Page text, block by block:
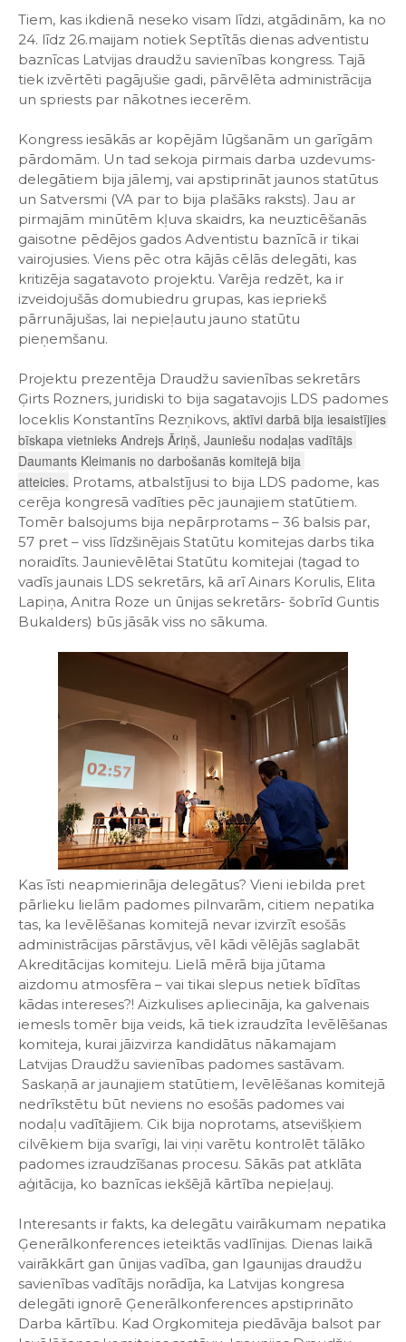
Tiem, kas ikdienā neseko visam līdzi, atgādinām, ka no
24. līdz 26.maijam notiek Septītās dienas adventistu
baznīcas Latvijas draudžu savienības kongress. Tajā
tiek izvērtēti pagājušie gadi, pārvēlēta administrācija
un spriests par nākotnes iecerēm.
Kongress iesākās ar kopējām lūgšanām un garīgām
pārdomām. Un tad sekoja pirmais darba uzdevums-
delegātiem bija jālemj, vai apstiprināt jaunos statūtus
un Satversmi (VA par to bija plašāks raksts). Jau ar
pirmajām minūtēm kļuva skaidrs, ka neuzticēšanās
gaisotne pēdējos gados Adventistu baznīcā ir tikai
vairojusies. Viens pēc otra kājās cēlās delegāti, kas
kritizēja sagatavoto projektu. Varēja redzēt, ka ir
izveidojušās domubiedru grupas, kas iepriekš
pārrunājušas, lai nepieļautu jauno statūtu
pieņemšanu.
Projektu prezentēja Draudžu savienības sekretārs
Ģirts Rozners, juridiski to bija sagatavojis LDS padomes
loceklis Konstantīns Rezņikovs, aktīvi darbā bija iesaistījies
bīskapa vietnieks Andrejs Āriņš, Jauniešu nodaļas vadītājs
Daumants Kleimanis no darbošanās komitejā bija
atteicies. Protams, atbalstījusi to bija LDS padome, kas
cerēja kongresā vadīties pēc jaunajiem statūtiem.
Tomēr balsojums bija nepārprotams – 36 balsis par,
57 pret – viss līdzšinējais Statūtu komitejas darbs tika
noraidīts. Jaunievēlētai Statūtu komitejai (tagad to
vadīs jaunais LDS sekretārs, kā arī Ainars Korulis, Elita
Lapiņa, Anitra Roze un ūnijas sekretārs- šobrīd Guntis
Bukalders) būs jāsāk viss no sākuma.
Kas īsti neapmierināja delegātus? Vieni iebilda pret
pārlieku lielām padomes pilnvarām, citiem nepatika
tas, ka Ievēlēšanas komitejā nevar izvirzīt esošās
administrācijas pārstāvjus, vēl kādi vēlējās saglabāt
Akreditācijas komiteju. Lielā mērā bija jūtama
aizdomu atmosfēra – vai tikai slepus netiek bīdītas
kādas intereses?! Aizkulises apliecināja, ka galvenais
iemesls tomēr bija veids, kā tiek izraudzīta Ievēlēšanas
komiteja, kurai jāizvirza kandidātus nākamajam
Latvijas Draudžu savienības padomes sastāvam.
Saskaņā ar jaunajiem statūtiem, Ievēlēšanas komitejā
nedrīkstētu būt neviens no esošās padomes vai
nodaļu vadītājiem. Cik bija noprotams, atsevišķiem
cilvēkiem bija svarīgi, lai viņi varētu kontrolēt tālāko
padomes izraudzīšanas procesu. Sākās pat atklāta
aģitācija, ko baznīcas iekšējā kārtība nepieļauj.
Interesants ir fakts, ka delegātu vairākumam nepatika
Ģenerālkonferences ieteiktās vadlīnijas. Dienas laikā
vairākkārt gan ūnijas vadība, gan Igaunijas draudžu
savienības vadītājs norādīja, ka Latvijas kongresa
delegāti ignorē Ģenerālkonferences apstiprināto
Darba kārtību. Kad Orgkomiteja piedāvāja balsot par